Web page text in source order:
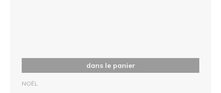
dans le panier
NOËL